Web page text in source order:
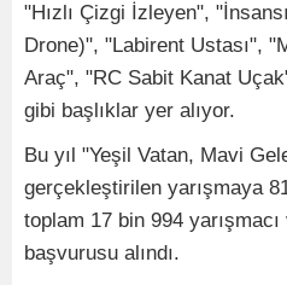
"Hızlı Çizgi İzleyen",
Drone)", "Labirent Ustası",
Araç", "RC Sabit Kanat
gibi başlıklar yer alıyor.
Bu yıl "Yeşil Vatan, Mavi
gerçekleştirilen yarışmaya
toplam 17 bin 994
başvurusu alındı.